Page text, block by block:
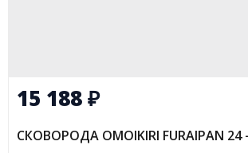
15 188₽
CКОВОРОДА OMOIKIRI FURAIPAN 24